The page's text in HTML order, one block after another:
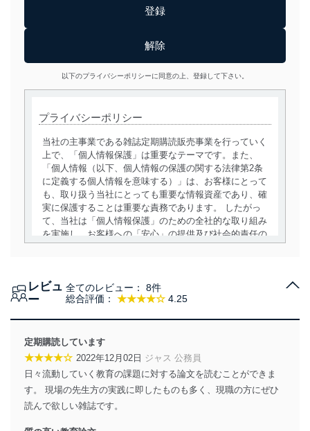
以下のプライバシーポリシーに同意の上、登録して下さい。
プライバシーポリシー
当社の主事業である雑誌定期購読販売事業を行っていく
上で、「個人情報保護」は重要なテーマです。また、
「個人情報（以下、個人情報の保護の関する法律第2条
に定義する個人情報を意味する）」は、お客様にとって
も、取り扱う当社にとっても重要な情報資産であり、確
実に保護することは重要な責務であります。 したがっ
て、当社は「個人情報保護」のための全社的な取り組み
を実施し、お客様への「安心」の提供及び社会的責任の
当社は、個人情報の取得・利用・提供に際して、その利
得・利用・提供を行います。また、当社が保有している
個人情報は、同意を得ずに目的外利用、第三者への提
供・開示は行いません。当社においてはこれらの取り組
みを確実にするため、従業者等の教育を徹底してまいり
ます。また、目的外利用を行わないために、適切な管理
措置を講じます。
法令遵守
レビュ
ー
総合評価： ★★★★☆ 4.25
全てのレビュー： 8件
定期購読しています
★★★★☆ 2022年12月02日 ジャス 公務員
日々流動していく教育の課題に対する論文を読むことができま
す。 現場の先生方の実践に即したものも多く、現職の方にぜひ
読んで欲しい雑誌です。